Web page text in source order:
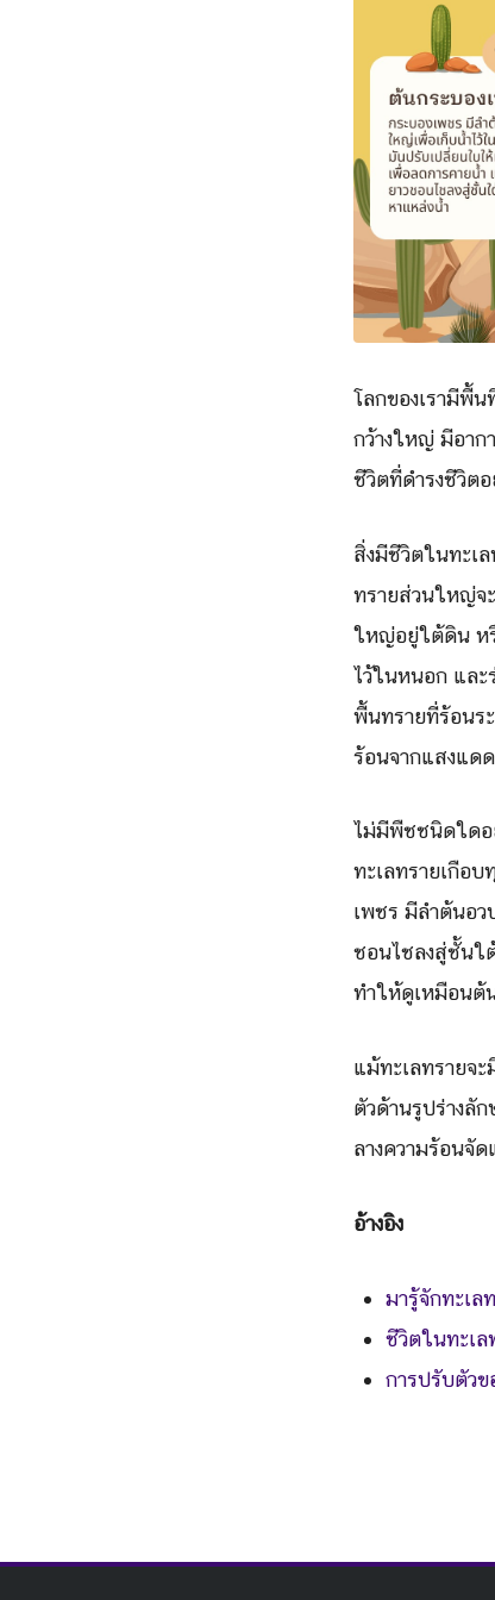
โลกของเรามีพื้
กว้างใหญ่ มีอา
ชีวิตที่ดำรงชีวิต
สิ่งมีชีวิตในทะเ
ทรายส่วนใหญ่จ
ใหญ่อยู่ใต้ดิน หรื
ไว้ในหนอก และ
พื้นทรายที่ร้อนร
ร้อนจากแสงแดด
ไม่มีพืชชนิดใดอ
ทะเลทรายเกือ
เพชร มีลำต้นอ
ชอนไชลงสู่ชั้นใ
ทำให้ดูเหมือนต้
แม้ทะเลทรายจ
ตัวด้านรูปร่างลั
ลางความร้อนจั
อ้างอิง
มารู้จักทะเล
ชีวิตในทะเล
การปรับตัว